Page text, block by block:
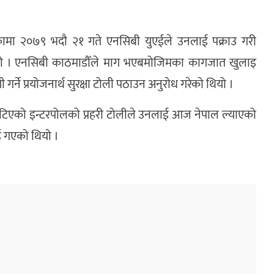
२०७९ भदौ २१ गते एनसिबी युएईले उनलाई पक्राउ गरी
एनसिबी काठमाडौँले माग भएबमोजिमका कागजात खुलाइ
प्रयोजनार्थ सुरक्षा टोली पठाउन अनुरोध गरेको थियो ।
इन्टरपोलको प्रहरी टोलीले उनलाई आज नेपाल ल्याएको
थियो ।